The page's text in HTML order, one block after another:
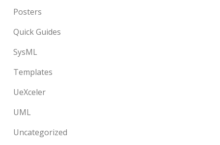
Posters
Quick Guides
SysML
Templates
UeXceler
UML
Uncategorized